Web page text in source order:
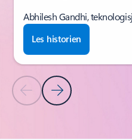
Forrige lysbildeNeste lysbilde
Abhilesh Gandhi,
Les historien
Tilbake til